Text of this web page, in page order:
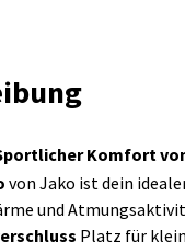
Komfort
von Jako ist dein
und
Platz für